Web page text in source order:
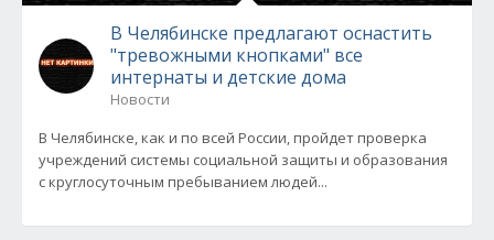
В Челябинске предлагают оснастить
"тревожными кнопками" все
интернаты и детские дома
Новости
В Челябинске, как и по всей России, пройдет проверка
учреждений системы социальной защиты и образования
с круглосуточным пребыванием людей...